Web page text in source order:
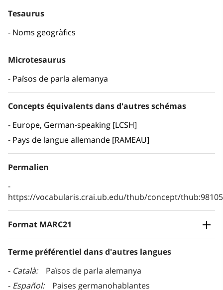
Tesaurus
Noms geogràfics
Microtesaurus
Països de parla alemanya
Concepts équivalents dans d'autres schémas
Europe, German-speaking [LCSH]
Pays de langue allemande [RAMEAU]
Permalien
https://vocabularis.crai.ub.edu/thub/concept/
Format MARC21
Terme préférentiel dans d'autres langues
Català
Països de parla alemanya
Español
Paises germanohablantes